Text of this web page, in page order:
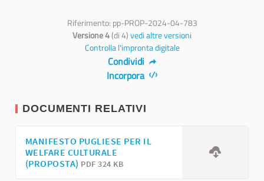
Riferimento: pp-PROP-2024-04-783
Versione 4(di 4)vedi altre versioni
Controlla l'impronta digitale
Condividi
Incorpora
DOCUMENTI RELATIVI
MANIFESTO PUGLIESE PER IL
WELFARE CULTURALE
(PROPOSTA) PDF 324 KB